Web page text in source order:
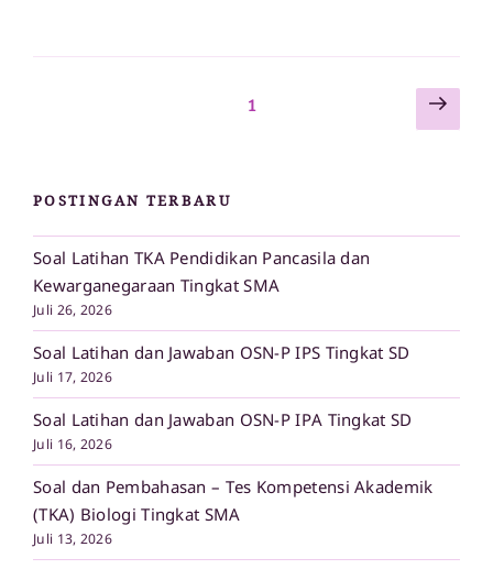
Laman1
POSTINGAN TERBARU
Soal Latihan TKA Pendidikan Pancasila dan
Kewarganegaraan Tingkat SMA
Juli 26, 2026
Soal Latihan dan Jawaban OSN-P IPS Tingkat SD
Juli 17, 2026
Soal Latihan dan Jawaban OSN-P IPA Tingkat SD
Juli 16, 2026
Soal dan Pembahasan – Tes Kompetensi Akademik
(TKA) Biologi Tingkat SMA
Juli 13, 2026